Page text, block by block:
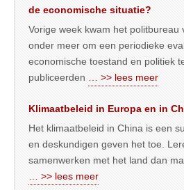
de economische situatie?
Vorige week kwam het politbureau
onder meer om een periodieke
economische toestand en politiek
publiceerden
… >> lees meer
Klimaatbeleid in Europa en in
Het klimaatbeleid in China is een
en deskundigen geven het toe.
samenwerken met het land dan
… >> lees meer